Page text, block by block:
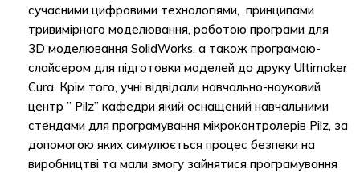
сучасними цифровими технологіями, принципами
тривимірного моделювання, роботою програми для
3D моделювання SolidWorks, а також програмою-
слайсером для підготовки моделей до друку Ultimaker
Cura. Крім того, учні відвідали навчально-науковий
центр ” Pilz” кафедри який оснащений навчальними
стендами для програмування мікроконтролерів Pilz, за
допомогою яких симулюється процес безпеки на
виробництві та мали змогу зайнятися програмування